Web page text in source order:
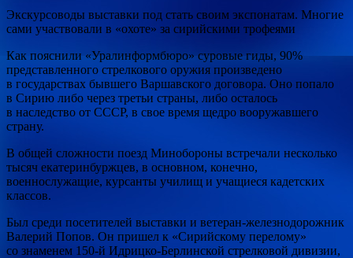
Экскурсоводы выставки под стать своим экспонатам. Многие
сами участвовали в «охоте» за сирийскими трофеями
Как пояснили «Уралинформбюро» суровые гиды, 90%
представленного стрелкового оружия произведено
в государствах бывшего Варшавского договора. Оно попало
в Сирию либо через третьи страны, либо осталось
в наследство от СССР, в свое время щедро вооружавшего
страну.
В общей сложности поезд Минобороны встречали несколько
тысяч екатеринбуржцев, в основном, конечно,
военнослужащие, курсанты училищ и учащиеся кадетских
классов.
Был среди посетителей выставки и ветеран-железнодорожник
Валерий Попов. Он пришел к «Сирийскому перелому»
со знаменем 150-й Идрицко-Берлинской стрелковой дивизии,